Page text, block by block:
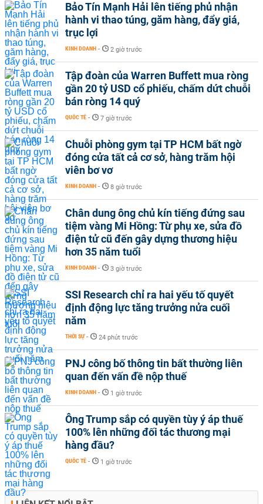
Bảo Tín Mạnh Hải lên tiếng phủ nhận
hành vi thao túng, găm hàng, đẩy giá,
trục lợi
KINH DOANH - 2 giờ trước
Tập đoàn của Warren Buffett mua ròng
gần 20 tỷ USD cổ phiếu, chấm dứt chuỗi
bán ròng 14 quý
QUỐC TẾ - 7 giờ trước
Chuỗi phòng gym tại TP HCM bất ngờ
đóng cửa tất cả cơ sở, hàng trăm hội
viên bơ vơ
KINH DOANH - 8 giờ trước
Chân dung ông chủ kín tiếng đứng sau
tiệm vàng Mi Hồng: Từ phụ xe, sửa đồ
điện tử cũ đến gây dựng thương hiệu
hơn 35 năm tuổi
KINH DOANH - 3 giờ trước
SSI Research chỉ ra hai yếu tố quyết
định động lực tăng trưởng nửa cuối
năm
THỜI SỰ - 24 phút trước
PNJ công bố thông tin bất thường liên
quan đến vấn đề nộp thuế
KINH DOANH - 1 giờ trước
Ông Trump sắp có quyền tùy ý áp thuế
100% lên những đối tác thương mại
hàng đầu?
QUỐC TẾ - 1 giờ trước